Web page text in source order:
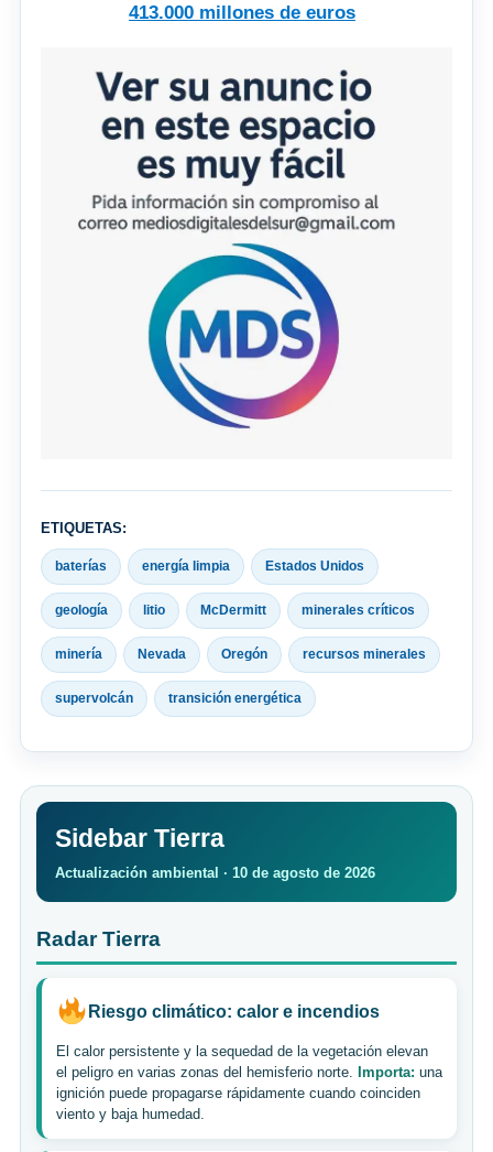
413.000 millones de euros
ETIQUETAS:
baterías energía limpia Estados Unidos
geología litio McDermitt minerales críticos
minería Nevada Oregón recursos minerales
supervolcán transición energética
Sidebar Tierra
Actualización ambiental · 10 de agosto de 2026
Radar Tierra
Riesgo climático: calor e incendios
El calor persistente y la sequedad de la vegetación elevan
el peligro en varias zonas del hemisferio norte.
Importa: una
ignición puede propagarse rápidamente cuando coinciden
viento y baja humedad.